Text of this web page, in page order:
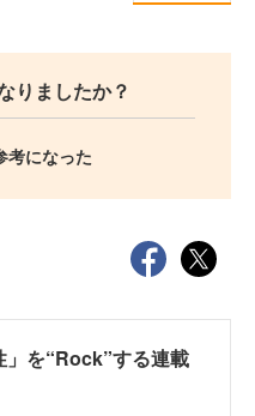
りましたか？
考になった
を“Rock”する連載